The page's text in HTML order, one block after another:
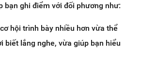
bạn ghi điểm với đối phương như:
hội trình bày nhiều hơn vừa thể
biết lắng nghe, vừa giúp bạn hiểu